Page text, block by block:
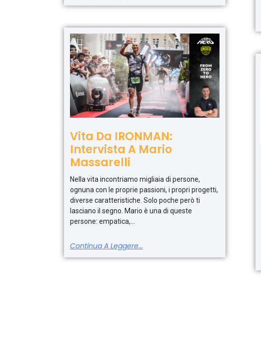
Vita Da IRONMAN:
Intervista A Mario
Massarelli
Nella vita incontriamo migliaia di persone,
ognuna con le proprie passioni, i propri progetti,
diverse caratteristiche. Solo poche però ti
lasciano il segno. Mario è una di queste
persone: empatica,
Continua A Leggere...